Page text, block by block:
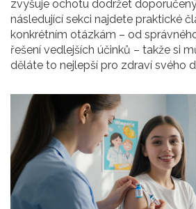
zvyšuje ochotu dodržet
následující sekci najdete praktické
konkrétním otázkám – od
řešení vedlejších účinků – takže si
děláte to nejlepší pro zdraví svého